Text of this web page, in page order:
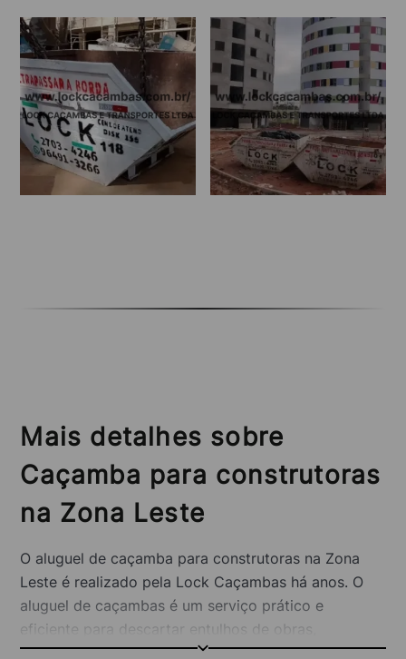
Mais detalhes sobre
Caçamba para construtoras
na Zona Leste
O aluguel de caçamba para construtoras na Zona
Leste é realizado pela Lock Caçambas há anos. O
aluguel de caçambas é um serviço prático e
eficiente para descartar entulhos de obras,
reformas, demolições e outros serviços.